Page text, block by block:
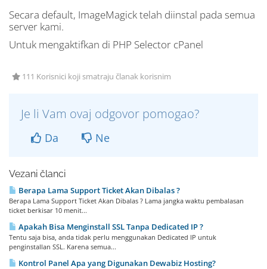
Secara default, ImageMagick telah diinstal pada semua
server kami.
Untuk mengaktifkan di PHP Selector cPanel
111 Korisnici koji smatraju članak korisnim
Je li Vam ovaj odgovor pomogao?
Da Ne
Vezani članci
Berapa Lama Support Ticket Akan Dibalas ?
Berapa Lama Support Ticket Akan Dibalas ? Lama jangka waktu pembalasan
ticket berkisar 10 menit...
Apakah Bisa Menginstall SSL Tanpa Dedicated IP ?
Tentu saja bisa, anda tidak perlu menggunakan Dedicated IP untuk
penginstallan SSL. Karena semua...
Kontrol Panel Apa yang Digunakan Dewabiz Hosting?